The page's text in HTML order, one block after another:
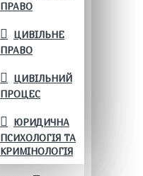
ПРАВО
ЦИВІЛЬНЕ
ПРАВО
ЦИВІЛЬНИЙ
ПРОЦЕС
ЮРИДИЧНА
ПСИХОЛОГІЯ ТА
КРИМІНОЛОГІЯ